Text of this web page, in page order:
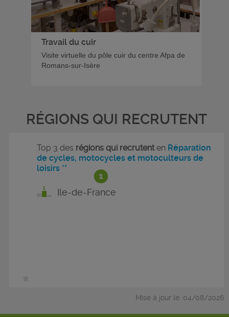
Travail du cuir
Visite virtuelle du pôle cuir du centre Afpa de
Romans-sur-Isère
RÉGIONS QUI RECRUTENT
1
Top 3 des régions qui recrutenten Réparation
de cycles, motocycles et motoculteurs de
loisirs **
Ile-de-France
Mise à jour le :04/08/2026